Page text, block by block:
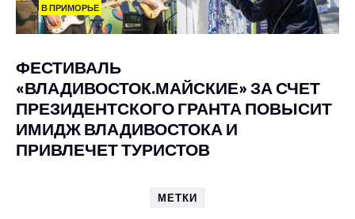
В ПРИМОРЬЕ
ФЕСТИВАЛЬ
«ВЛАДИВОСТОК.МАЙСКИЕ» ЗА СЧЕТ
ПРЕЗИДЕНТСКОГО ГРАНТА ПОВЫСИТ
ИМИДЖ ВЛАДИВОСТОКА И
ПРИВЛЕЧЕТ ТУРИСТОВ
МЕТКИ